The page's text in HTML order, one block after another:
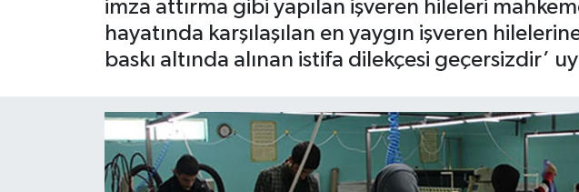
imza attırma gibi yapılan işveren hileleri
hayatında karşılaşılan en yaygın işveren
baskı altında alınan istifa dilekçesi geçersizdir’
Son Dakika Haberleri